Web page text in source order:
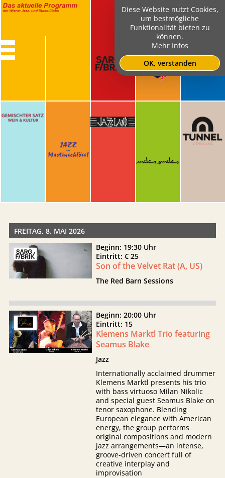
FREITAG, 8. MAI 2026
Beginn: 19:30 Uhr
Eintritt: € 25
Son of the Velvet Rat (A, US)
The Red Barn Sessions
Beginn: 20:00 Uhr
Eintritt: 15
Klemens Marktl Trio featuring
Seamus Blake
Jazz
Internationally acclaimed drummer
Klemens Marktl presents his trio
with bass virtuoso Milan Nikolic
and special guest Seamus Blake on
tenor saxophone. Blending
European elegance with American
energy, the group performs
original compositions and modern
jazz arrangements—an intense,
groove-driven concert full of
creative interplay and
improvisation
Diese Website nutzt Cookies,
um bestmögliche
Funktionalität bieten zu
können.
Mehr Infos
OK, verstanden